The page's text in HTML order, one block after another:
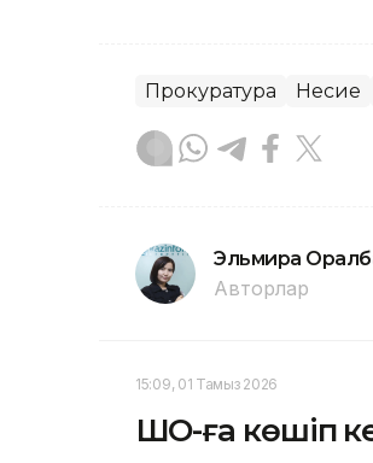
Прокуратура Несие
Эльмира
Авторлар
15:09, 01 Тамыз 2026
ШҚО-ға көшіп